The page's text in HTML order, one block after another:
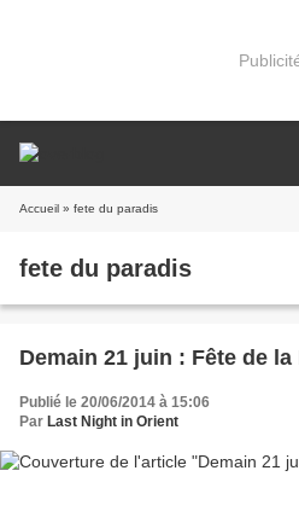
Accueil » fete du paradis
fete du paradis
Demain 21 juin : Fête de
Publié le 20/06/2014 à 15:06
Par Last Night in Orient